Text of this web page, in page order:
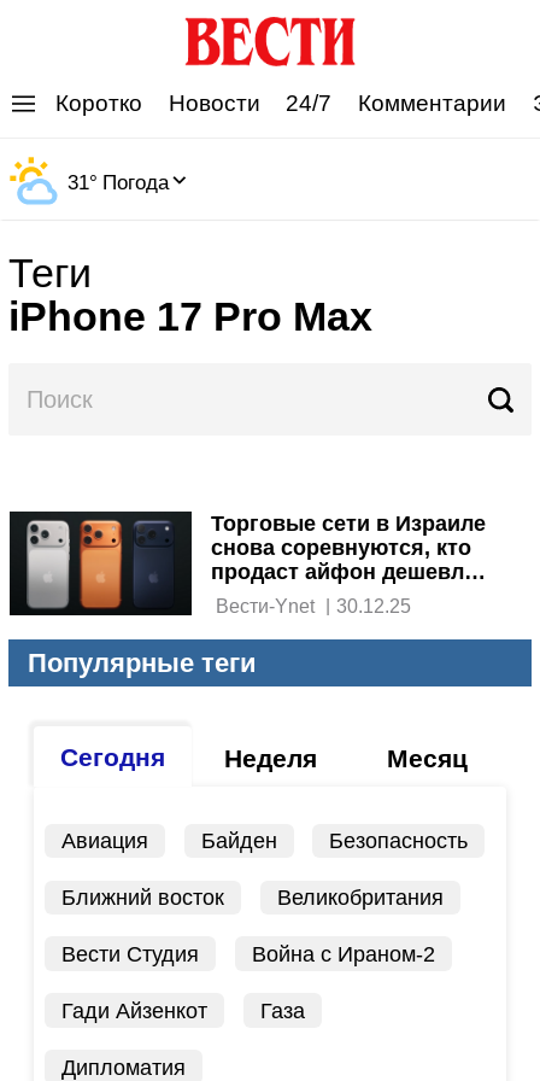
Коротко Новости 24/7 Комментарии
31° Погода
Теги
iPhone 17 Pro Max
Торговые сети в Израиле
снова соревнуются, кто
продаст айфон дешевле:
новые акции
Вести-Ynet | 30.12.25
Популярные теги
Сегодня Неделя Месяц
Авиация Байден Безопасность
Ближний восток Великобритания
Вести Студия Война с Ираном-2
Гади Айзенкот Газа
Дипломатия